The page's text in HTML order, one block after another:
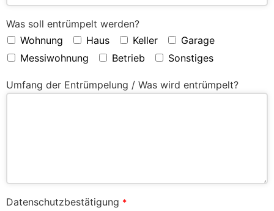
Was soll entrümpelt werden?
Wohnung
Haus Keller
Garage
Messiwohnung
Betrieb Sonstiges
Umfang der Entrümpelung / Was wird entrümpelt?
Datenschutzbestätigung *